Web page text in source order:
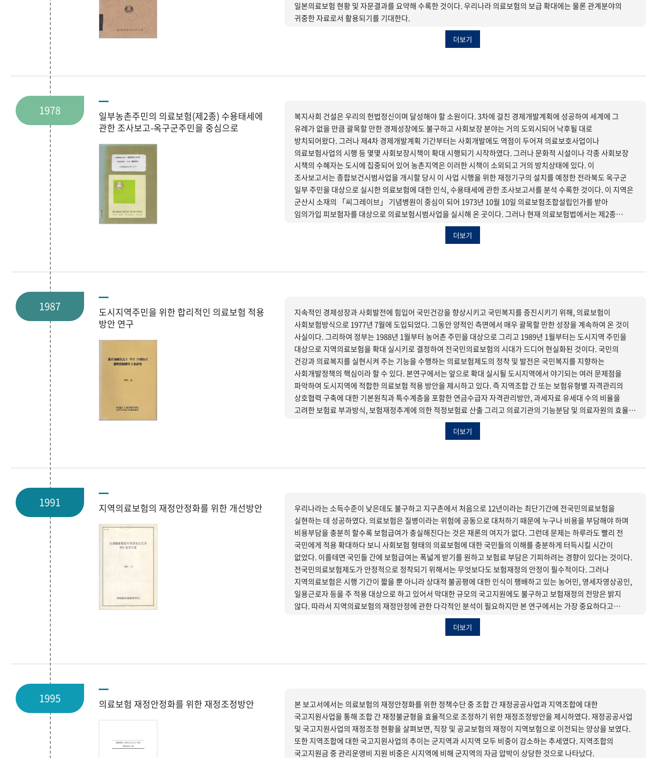
일본의료보험 현황 및 자문결과를 요약해 수록한 것이다. 우리나라 의료보험의 보급 확대에는 물론 관계분야의
귀중한 자료로서 활용되기를 기대한다.
더보기
1978
일부농촌주민의 의료보험(제2종) 수용태세에
관한 조사보고-옥구군주민을 중심으로
복지사회 건설은 우리의 헌법정신이며 달성해야 할 소원이다. 3차에 걸친 경제개발계획에 성공하여 세계에 그
유례가 없을 만큼 괄목할 만한 경제성장에도 불구하고 사회보장 분야는 거의 도외시되어 낙후될 대로
방치되어왔다. 그러나 제4차 경제개발계획 기간부터는 사회개발에도 역점이 두어져 의료보호사업이나
의료보험사업의 시행 등 몇몇 사회보장시책이 확대 시행되기 시작하였다. 그러나 문화적 시설이나 각종 사회보장
시책의 수혜자는 도시에 집중되어 있어 농촌지역은 이러한 시책이 소외되고 거의 방치상태에 있다. 이
조사보고서는 종합보건시범사업을 개시할 당시 이 사업 시행을 위한 재정기구의 설치를 예정한 전라북도 옥구군
일부 주민을 대상으로 실시한 의료보험에 대한 인식, 수용태세에 관한 조사보고서를 분석 수록한 것이다. 이 지역은
군산시 소재의 「씨그레이브」 기념병원이 중심이 되어 1973년 10월 10일 의료보험조합설립인가를 받아
임의가입 피보험자를 대상으로 의료보험시범사업을 실시해 온 곳이다. 그러나 현재 의료보험법에서는 제2종
조합은 임의가입제도를 택하고 있기 때문에 현재의 옥구청십자의료보험조합의 운영을 보더라도 그 조합운영은
부실하여 임의가입제도의 조합에 대해서는 보험사업을 활성화할 수 있는 특별한 시책의 모색이 아쉽다. 조속한
더보기
1987
도시지역주민을 위한 합리적인 의료보험 적용
방안 연구
지속적인 경제성장과 사회발전에 힘입어 국민건강을 향상시키고 국민복지를 증진시키기 위해, 의료보험이
사회보험방식으로 1977년 7월에 도입되었다. 그동안 양적인 측면에서 매우 괄목할 만한 성장을 계속하여 온 것이
사실이다. 그리하여 정부는 1988년 1월부터 농어촌 주민을 대상으로 그리고 1989년 1월부터는 도시지역 주민을
대상으로 지역의료보험을 확대 실시키로 결정하여 전국민의료보험의 시대가 드디어 현실화된 것이다. 국민의
건강과 의료복지를 실현시켜 주는 기능을 수행하는 의료보험제도의 정착 및 발전은 국민복지를 지향하는
사회개발정책의 핵심이라 할 수 있다. 본연구에서는 앞으로 확대 실시될 도시지역에서 야기되는 여러 문제점을
파악하여 도시지역에 적합한 의료보험 적용 방안을 제시하고 있다. 즉 지역조합 간 또는 보험유형별 자격관리의
상호협력 구축에 대한 기본원칙과 특수계층을 포함한 연금수급자 자격관리방안, 과세자료 유세대 수의 비율을
고려한 보험료 부과방식, 보험재정추계에 의한 적정보험료 산출 그리고 의료기관의 기능분담 및 의료자원의 효율적
활용을 위한 의료체계 개선 등에 연구의 역점을 두었다.
더보기
1991 지역의료보험의 재정안정화를 위한 개선방안
우리나라는 소득수준이 낮은데도 불구하고 지구촌에서 처음으로 12년이라는 최단기간에 전국민의료보험을
실현하는 데 성공하였다. 의료보험은 질병이라는 위험에 공동으로 대처하기 때문에 누구나 비용을 부담해야 하며
비용부담을 충분히 할수록 보험급여가 충실해진다는 것은 재론의 여지가 없다. 그런데 문제는 하루라도 빨리 전
국민에게 적용 확대하다 보니 사회보험 형태의 의료보험에 대한 국민들의 이해를 충분하게 터득시킬 시간이
없었다. 이를테면 국민들 간에 보험급여는 폭넓게 받기를 원하고 보험료 부담은 기피하려는 경향이 있다는 것이다.
전국민의료보험제도가 안정적으로 정착되기 위해서는 무엇보다도 보험재정의 안정이 필수적이다. 그러나
지역의료보험은 시행 기간이 짧을 뿐 아니라 상대적 불공평에 대한 인식이 팽배하고 있는 농어민, 영세자영상공인,
일용근로자 등을 주 적용 대상으로 하고 있어서 막대한 규모의 국고지원에도 불구하고 보험재정의 전망은 밝지
않다. 따라서 지역의료보험의 재정안정에 관한 다각적인 분석이 필요하지만 본 연구에서는 가장 중요하다고
생각되는 세 가지 이슈, 즉 보험료부과체계, 국고지원방식, 보험재정 누수 등에 관한 체계적 분석과 평가를 토대로
더보기
1995 의료보험 재정안정화를 위한 재정조정방안
본 보고서에서는 의료보험의 재정안정화를 위한 정책수단 중 조합 간 재정공공사업과 지역조합에 대한
국고지원사업을 통해 조합 간 재정불균형을 효율적으로 조정하기 위한 재정조정방안을 제시하였다. 재정공공사업
및 국고지원사업의 재정조정 현황을 살펴보면, 직장 및 공교보험의 재정이 지역보험으로 이전되는 양상을 보였다.
또한 지역조합에 대한 국고지원사업의 추이는 군지역과 시지역 모두 비중이 감소하는 추세였다. 지역조합의
국고지원금 중 관리운영비 지원 비중은 시지역에 비해 군지역의 자금 압박이 상당한 것으로 나타났다.